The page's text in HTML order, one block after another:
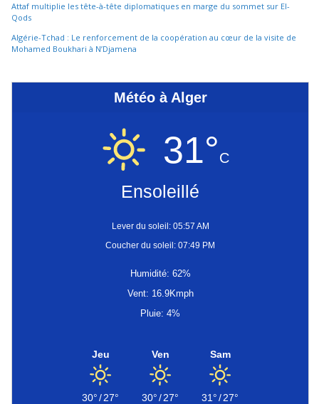
Attaf multiplie les tête-à-tête diplomatiques en marge du sommet sur El-
Qods
Algérie-Tchad : Le renforcement de la coopération au cœur de la visite de
Mohamed Boukhari à N’Djamena
Météo à Alger
31°C
Ensoleillé
Lever du soleil: 05:57 AM
Coucher du soleil: 07:49 PM
Humidité: 62%
Vent: 16.9Kmph
Pluie: 4%
Jeu
30°/27°
Ven
30°/27°
Sam
31°/27°